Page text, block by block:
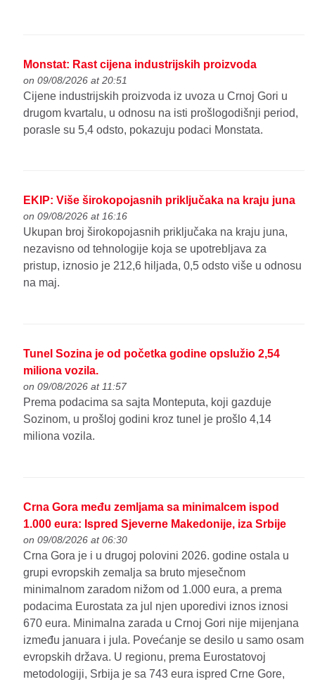
Monstat: Rast cijena industrijskih proizvoda
on 09/08/2026 at 20:51
Cijene industrijskih proizvoda iz uvoza u Crnoj Gori u
drugom kvartalu, u odnosu na isti prošlogodišnji period,
porasle su 5,4 odsto, pokazuju podaci Monstata.
EKIP: Više širokopojasnih priključaka na kraju juna
on 09/08/2026 at 16:16
Ukupan broj širokopojasnih priključaka na kraju juna,
nezavisno od tehnologije koja se upotrebljava za
pristup, iznosio je 212,6 hiljada, 0,5 odsto više u odnosu
na maj.
Tunel Sozina je od početka godine opslužio 2,54
miliona vozila.
on 09/08/2026 at 11:57
Prema podacima sa sajta Monteputa, koji gazduje
Sozinom, u prošloj godini kroz tunel je prošlo 4,14
miliona vozila.
Crna Gora među zemljama sa minimalcem ispod
1.000 eura: Ispred Sjeverne Makedonije, iza Srbije
on 09/08/2026 at 06:30
Crna Gora je i u drugoj polovini 2026. godine ostala u
grupi evropskih zemalja sa bruto mjesečnom
minimalnom zaradom nižom od 1.000 eura, a prema
podacima Eurostata za jul njen uporedivi iznos iznosi
670 eura. Minimalna zarada u Crnoj Gori nije mijenjana
između januara i jula. Povećanje se desilo u samo osam
evropskih država. U regionu, prema Eurostatovoj
metodologiji, Srbija je sa 743 eura ispred Crne Gore,